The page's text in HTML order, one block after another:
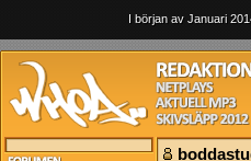
I början av Januari